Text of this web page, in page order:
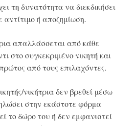
τη δυνατότητα να διεκδικήσει
αντίτιμο ή αποζημίωση.
απαλλάσσεται από κάθε
στο συγκεκριμένο νικητή και
από τους επιλαχόντες.
νικήτρια δεν βρεθεί μέσω
στην εκάστοτε φόρμα
το δώρο του ή δεν εμφανιστεί